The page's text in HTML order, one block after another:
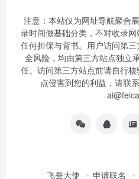
注意：本站仅为网址导航聚合
录时间做基础分类，不对收录
任何担保与背书。用户访问第
全风险，均由第三方站点独立
任。访问第三方站点前请自行
点侵害到您的利益，请联
飞蚕大使 申请联名